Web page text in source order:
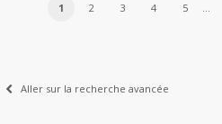
1 2 3 4 5 …
Aller sur la recherche avancée